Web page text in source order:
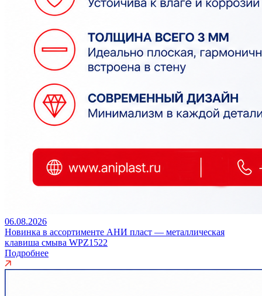
06.08.2026
Новинка в ассортименте АНИ пласт — металлическая
клавиша смыва WPZ1522
Подробнее